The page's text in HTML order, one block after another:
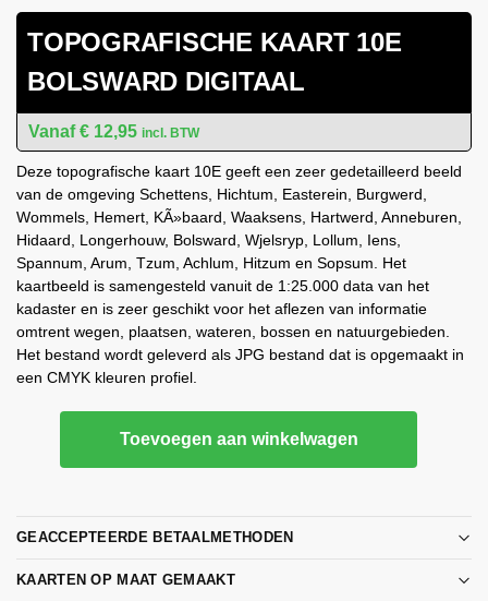
TOPOGRAFISCHE KAART 10E
BOLSWARD DIGITAAL
€ 12,95 incl. BTW
Deze topografische kaart 10E geeft een zeer gedetailleerd beeld
van de omgeving Schettens, Hichtum, Easterein, Burgwerd,
Wommels, Hemert, KÃ»baard, Waaksens, Hartwerd, Anneburen,
Hidaard, Longerhouw, Bolsward, Wjelsryp, Lollum, Iens,
Spannum, Arum, Tzum, Achlum, Hitzum en Sopsum. Het
kaartbeeld is samengesteld vanuit de 1:25.000 data van het
kadaster en is zeer geschikt voor het aflezen van informatie
omtrent wegen, plaatsen, wateren, bossen en natuurgebieden.
Het bestand wordt geleverd als JPG bestand dat is opgemaakt in
een CMYK kleuren profiel.
Toevoegen aan winkelwagen
GEACCEPTEERDE BETAALMETHODEN
KAARTEN OP MAAT GEMAAKT